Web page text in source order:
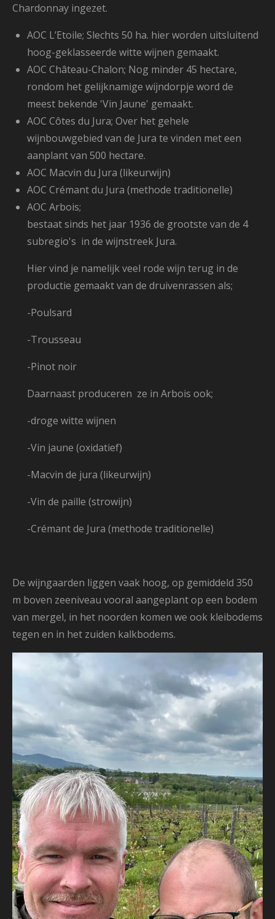
Chardonnay ingezet.
AOC L’Etoile; Slechts 50 ha. hier worden uitsluitend
hoog-geklasseerde witte wijnen gemaakt.
AOC Château-Chalon; Nog minder 45 hectare,
rondom het gelijknamige wijndorpje word de
meest bekende 'Vin Jaune' gemaakt.
AOC Côtes du Jura; Over het gehele
wijnbouwgebied van de Jura te vinden met een
aanplant van 500 hectare.
AOC Macvin du Jura (likeurwijn)
AOC Crémant du Jura (methode traditionelle)
AOC Arbois;
bestaat sinds het jaar 1936 de grootste van de 4
subregio's in de wijnstreek Jura.
Hier vind je namelijk veel rode wijn terug in de
productie gemaakt van de druivenrassen als;
-Poulsard
-Trousseau
-Pinot noir
Daarnaast produceren ze in Arbois ook;
-droge witte wijnen
-Vin jaune (oxidatief)
-Macvin de jura (likeurwijn)
-Vin de paille (strowijn)
-Crémant de Jura (methode traditionelle)
De wijngaarden liggen vaak hoog, op gemiddeld 350
m boven zeeniveau vooral aangeplant op een bodem
van mergel, in het noorden komen we ook kleibodems
tegen en in het zuiden kalkbodems.